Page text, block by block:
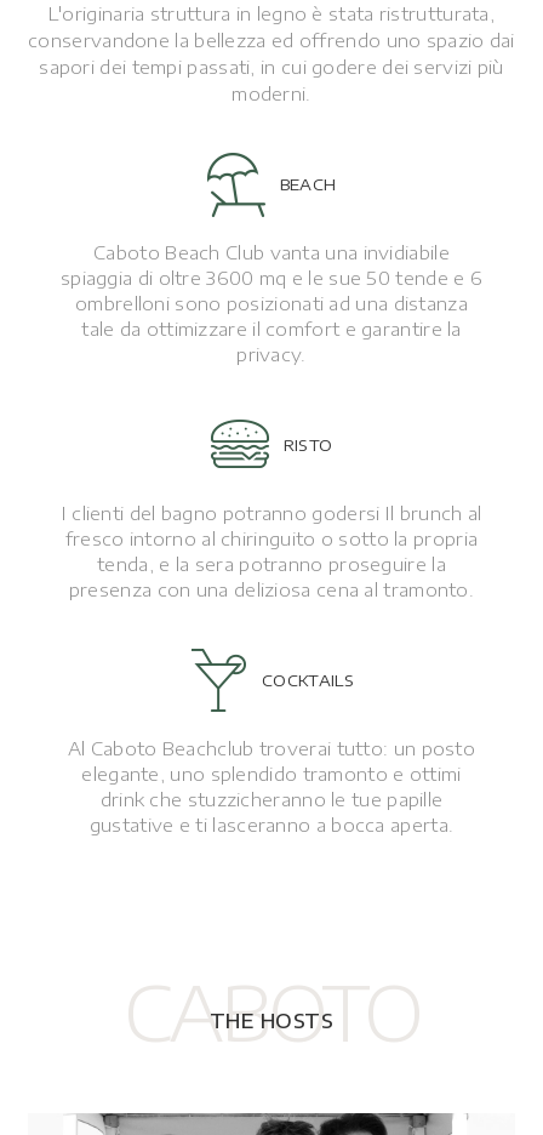
L'originaria struttura in legno è stata ristrutturata,
conservandone la bellezza ed offrendo uno spazio dai
sapori dei tempi passati, in cui godere dei servizi più
moderni.
BEACH
Caboto Beach Club vanta una invidiabile
spiaggia di oltre 3600 mq e le sue 50 tende e 6
ombrelloni sono posizionati ad una distanza
tale da ottimizzare il comfort e garantire la
privacy.
RISTO
I clienti del bagno potranno godersi Il brunch al
fresco intorno al chiringuito o sotto la propria
tenda, e la sera potranno proseguire la
presenza con una deliziosa cena al tramonto.
COCKTAILS
Al Caboto Beachclub troverai tutto: un posto
elegante, uno splendido tramonto e ottimi
drink che stuzzicheranno le tue papille
gustative e ti lasceranno a bocca aperta.
CABOTO
THE HOSTS